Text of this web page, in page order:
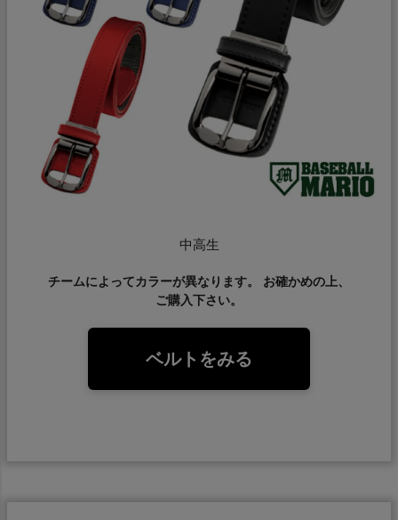
中高生
チームによってカラーが異なります。 お確かめの上、
ご購入下さい。
ベルトをみる